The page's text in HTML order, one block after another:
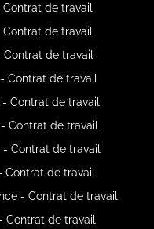
de travail
de travail
de travail
Contrat de travail
Contrat de travail
Contrat de travail
Contrat de travail
Contrat de travail
- Contrat de travail
Contrat de travail